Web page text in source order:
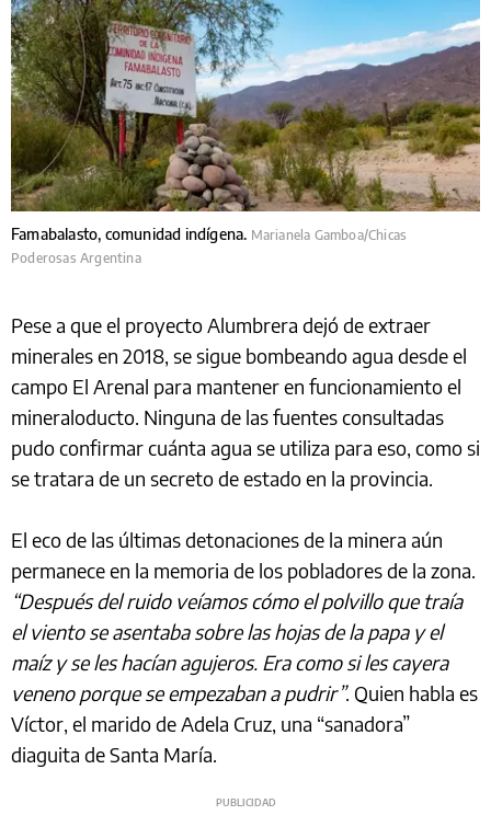
Famabalasto, comunidad indígena. Marianela Gamboa/Chicas
Poderosas Argentina
Pese a que el proyecto Alumbrera dejó de extraer
minerales en 2018, se sigue bombeando agua desde el
campo El Arenal para mantener en funcionamiento el
mineraloducto. Ninguna de las fuentes consultadas
pudo confirmar cuánta agua se utiliza para eso, como si
se tratara de un secreto de estado en la provincia.
El eco de las últimas detonaciones de la minera aún
permanece en la memoria de los pobladores de la zona.
“Después del ruido veíamos cómo el polvillo que traía
el viento se asentaba sobre las hojas de la papa y el
maíz y se les hacían agujeros. Era como si les cayera
veneno porque se empezaban a pudrir”. Quien habla es
Víctor, el marido de Adela Cruz, una “sanadora”
diaguita de Santa María.